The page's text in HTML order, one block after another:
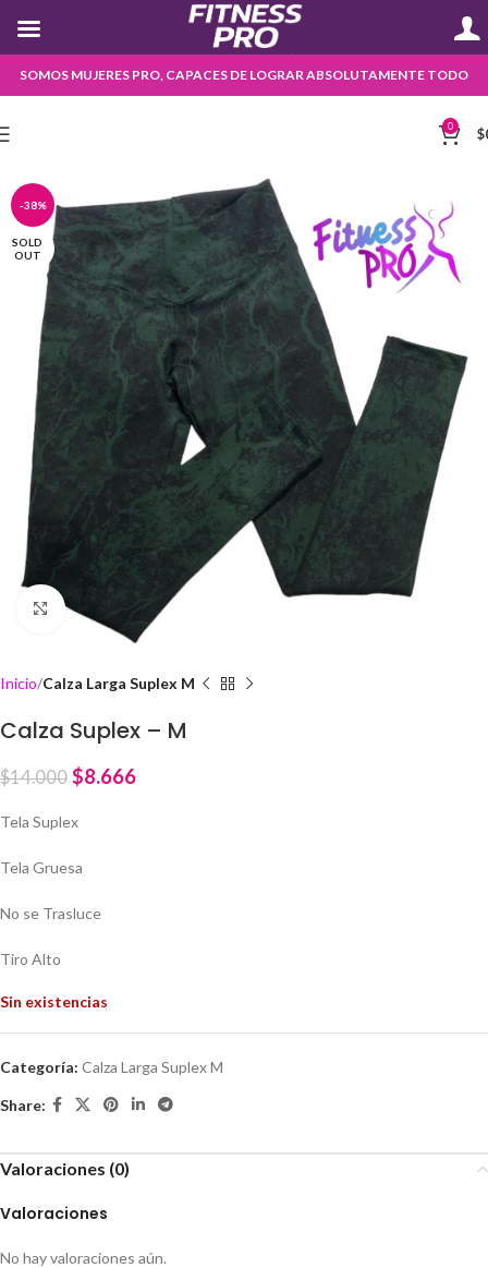
SOMOS MUJERES PRO, CAPACES DE LOGRAR ABSOLUTAMENTE TODO
0 $
-38%
SOLD
OUT
Click to enlarge
Inicio Calza Larga Suplex M
Calza Suplex – M
$14.000 $8.666
Tela Suplex
Tela Gruesa
No se Trasluce
Tiro Alto
Sin existencias
Categoría: Calza Larga Suplex M
Share:
Valoraciones (0)
Valoraciones
No hay valoraciones aún.